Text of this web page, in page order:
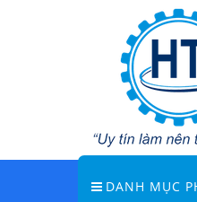
DANH MỤC